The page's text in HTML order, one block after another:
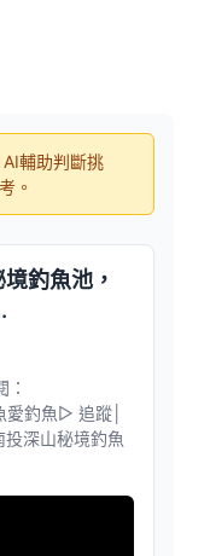
輔助判斷挑
。
釣魚池，
釣魚▻ 追蹤│
深山秘境釣魚